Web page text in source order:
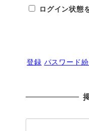
ログイン状態
登録 パスワード